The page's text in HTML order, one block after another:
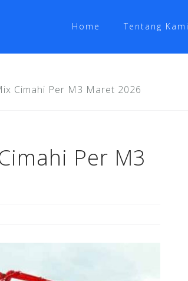
Home Tentang Kami
Cimahi Per M3 Maret 2026
Per M3